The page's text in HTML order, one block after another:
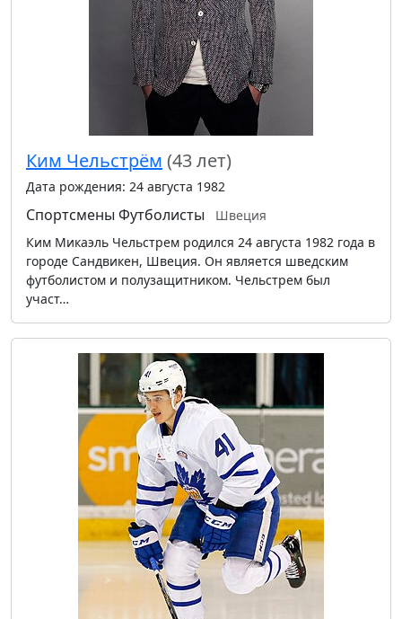
Ким Чельстрём (43 лет)
Дата рождения: 24 августа 1982
Спортсмены Футболисты
Швеция
Ким Микаэль Чельстрем родился 24 августа 1982 года в
городе Сандвикен, Швеция. Он является шведским
футболистом и полузащитником. Чельстрем был
участ…